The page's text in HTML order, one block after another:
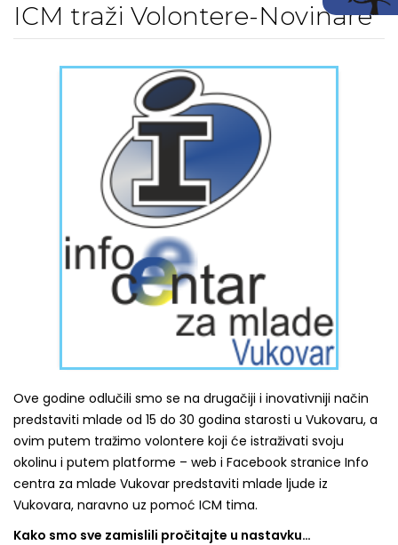
ICM traži Volontere-Novinare
Ove godine odlučili smo se na drugačiji i inovativniji način
predstaviti mlade od 15 do 30 godina starosti u Vukovaru, a
ovim putem tražimo volontere koji će istraživati svoju
okolinu i putem platforme – web i Facebook stranice Info
centra za mlade Vukovar predstaviti mlade ljude iz
Vukovara, naravno uz pomoć ICM tima.
Kako smo sve zamislili pročitajte u nastavku…